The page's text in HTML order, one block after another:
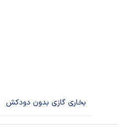
بخاری گازی بدون دودکش